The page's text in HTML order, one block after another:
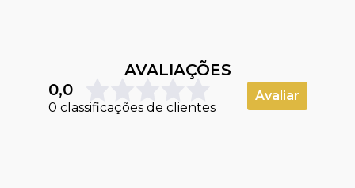
AVALIAÇÕES
0,0
0 classificações de clientes
Avaliar